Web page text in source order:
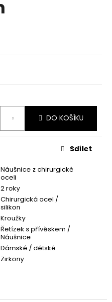
DO KOŠÍKU
Náušnice z chirurgické
oceli
2 roky
Chirurgická ocel /
silikon
Kroužky
Řetízek s přívěskem /
Náušnice
Dámské / dětské
Zirkony
Sdílet